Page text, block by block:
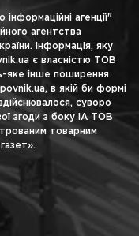
агенції"
агентства
Інформація, яку
є власністю ТОВ
яке інше поширення
в якій би формі
суворо
згоди з боку ІА ТОВ
товарним